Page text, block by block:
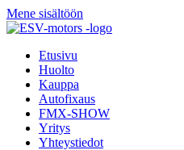
Mene sisältöön
Etusivu
Huolto
Kauppa
Autofixaus
FMX-SHOW
Yritys
Yhteystiedot